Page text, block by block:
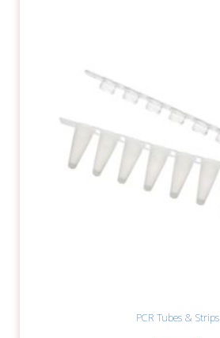
PCR Tubes & Strips